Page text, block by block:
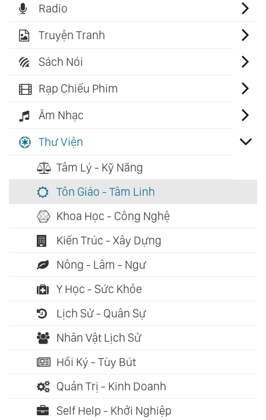
Radio
Truyện Tranh
Sách Nói
Rạp Chiếu Phim
Âm Nhạc
Thư Viện
Tâm Lý - Kỹ Năng
Tôn Giáo - Tâm Linh
Khoa Học - Công Nghệ
Kiến Trúc - Xây Dựng
Nông - Lâm - Ngư
Y Học - Sức Khỏe
Lịch Sử - Quân Sự
Nhân Vật Lịch Sử
Hồi Ký - Tùy Bút
Quản Trị - Kinh Doanh
Self Help - Khởi Nghiệp